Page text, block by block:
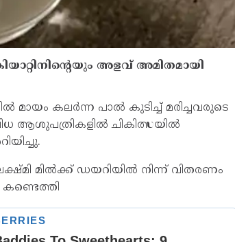
അളവ് അമിതമായി
മായം കലര്‍ന്ന പാല്‍ കുടിച്ച്‌ മരിച്ചവരുടെ
ആശുപത്രികളില്‍ ചികിത്സയില്‍
മില്‍ക്ക് ഡയറിയില്‍ നിന്ന് വിതരണം